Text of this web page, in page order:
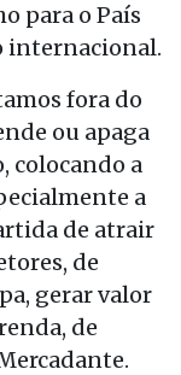
para o País
internacional.
fora do
ou apaga
colocando a
a
de atrair
de
gerar valor
de